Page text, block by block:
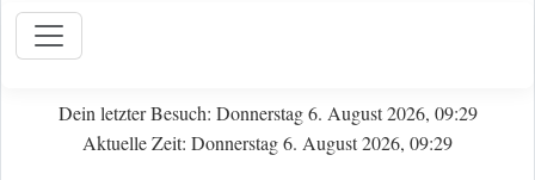
Dein letzter Besuch: Donnerstag 6. August 2026, 09:29
Aktuelle Zeit: Donnerstag 6. August 2026, 09:29